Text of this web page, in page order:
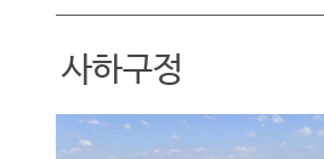
사하구정